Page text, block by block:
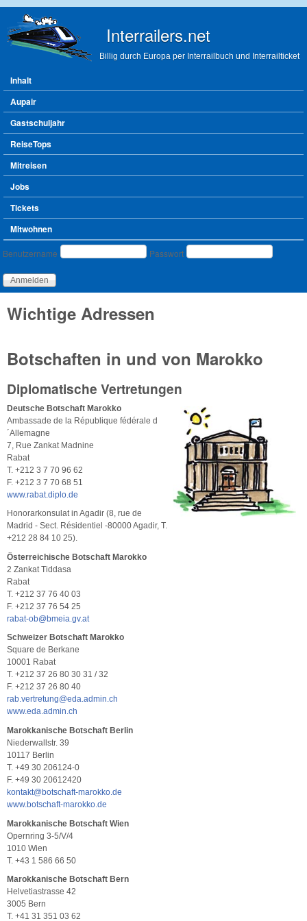
Interrailers.net
Billig durch Europa per Interrailbuch und Interrailticket
Hauptmenü
Inhalt
Aupair
Gastschuljahr
ReiseTops
Mitreisen
Jobs
Tickets
Mitwohnen
Benutzeranmeldung
Benutzername Passwort
Wichtige Adressen
Botschaften in und von Marokko
Diplomatische Vertretungen
Deutsche Botschaft Marokko
Ambassade de la République fédérale d
´Allemagne
7, Rue Zankat Madnine
Rabat
T. +212 3 7 70 96 62
F. +212 3 7 70 68 51
www.rabat.diplo.de
Honorarkonsulat in Agadir (8, rue de
Madrid - Sect. Résidentiel -80000 Agadir, T.
+212 28 84 10 25).
Österreichische Botschaft Marokko
2 Zankat Tiddasa
Rabat
T. +212 37 76 40 03
F. +212 37 76 54 25
rabat-ob@bmeia.gv.at
Schweizer Botschaft Marokko
Square de Berkane
10001 Rabat
T. +212 37 26 80 30 31 / 32
F. +212 37 26 80 40
rab.vertretung@eda.admin.ch
www.eda.admin.ch
Marokkanische Botschaft Berlin
Niederwallstr. 39
10117 Berlin
T. +49 30 206124-0
F. +49 30 20612420
kontakt@botschaft-marokko.de
www.botschaft-marokko.de
Marokkanische Botschaft Wien
Opernring 3-5/V/4
1010 Wien
T. +43 1 586 66 50
Marokkanische Botschaft Bern
Helvetiastrasse 42
3005 Bern
T. +41 31 351 03 62